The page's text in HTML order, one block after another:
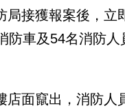
局接獲報案後，立
防車及54名消防人
店面竄出，消防人